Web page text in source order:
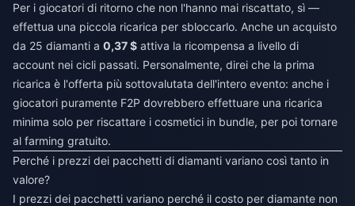
Per i giocatori di ritorno che non l'hanno mai riscattato, sì —
effettua una piccola ricarica per sbloccarlo. Anche un acquisto
da 25 diamanti a 0,37 $ attiva la ricompensa a livello di
account nei cicli passati. Personalmente, direi che la prima
ricarica è l'offerta più sottovalutata dell'intero evento: anche i
giocatori puramente F2P dovrebbero effettuare una ricarica
minima solo per riscattare i cosmetici in bundle, per poi tornare
al farming gratuito.
Perché i prezzi dei pacchetti di diamanti variano così tanto in
valore?
I prezzi dei pacchetti variano perché il costo per diamante non